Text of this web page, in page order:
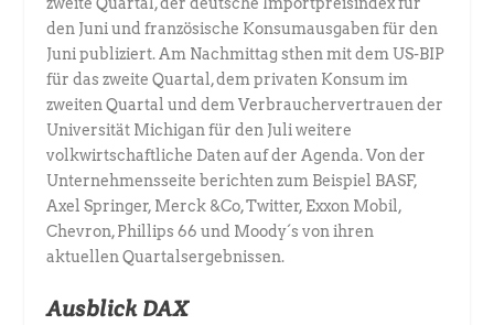
den Juni und französische Konsumausgaben für den
Juni publiziert. Am Nachmittag sthen mit dem US-BIP
für das zweite Quartal, dem privaten Konsum im
zweiten Quartal und dem Verbrauchervertrauen der
Universität Michigan für den Juli weitere
volkwirtschaftliche Daten auf der Agenda. Von der
Unternehmensseite berichten zum Beispiel BASF,
Axel Springer, Merck &Co, Twitter, Exxon Mobil,
Chevron, Phillips 66 und Moody´s von ihren
aktuellen Quartalsergebnissen.
Ausblick DAX